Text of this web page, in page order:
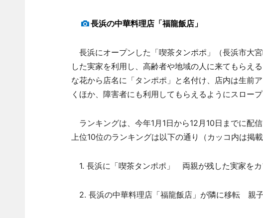
長浜の中華料理店「福龍飯店」
長浜にオープンした「喫茶タンポポ」（長浜市大
した実家を利用し、高齢者や地域の人に来てもらえ
な花から店名に「タンポポ」と名付け、店内は生前
くほか、障害者にも利用してもらえるようにスロー
ランキングは、今年1月1日から12月10日までに配
上位10位のランキングは以下の通り（カッコ内は掲載
1. 長浜に「喫茶タンポポ」 両親が残した実家をカ
2. 長浜の中華料理店「福龍飯店」が隣に移転 親